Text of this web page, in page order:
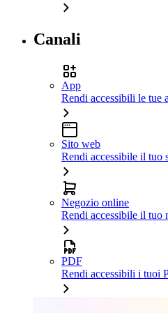
Canali
App
Rendi accessibili le tue
Sito web
Rendi accessibile il tuo
Negozio online
Rendi accessibile il tuo
PDF
Rendi accessibili i tuoi